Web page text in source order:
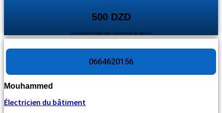
500 DZD
le minimum budget pour commander un service
0664620156
Mouhammed
Électricien du bâtiment